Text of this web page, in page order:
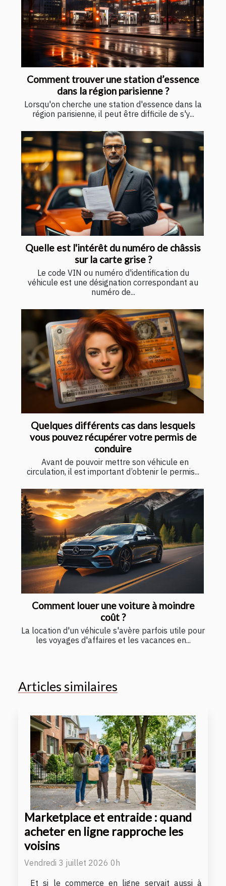
Comment trouver une station d’essence
dans la région parisienne ?
Lorsqu'on cherche une station d'essence dans la
région parisienne, il peut être difficile de s'y...
Quelle est l'intérêt du numéro de châssis
sur la carte grise ?
Le code VIN ou numéro d'identification du
véhicule est une désignation correspondant au
numéro de...
Quelques différents cas dans lesquels
vous pouvez récupérer votre permis de
conduire
Avant de pouvoir mettre son véhicule en
circulation, il est important d’obtenir le permis...
Comment louer une voiture à moindre
coût ?
La location d'un véhicule s'avère parfois utile pour
les voyages d'affaires et les vacances en...
Articles similaires
Marketplace et entraide : quand
acheter en ligne rapproche les
voisins
Vendredi 3 juillet 2026 0h
Et si le commerce en ligne servait aussi à